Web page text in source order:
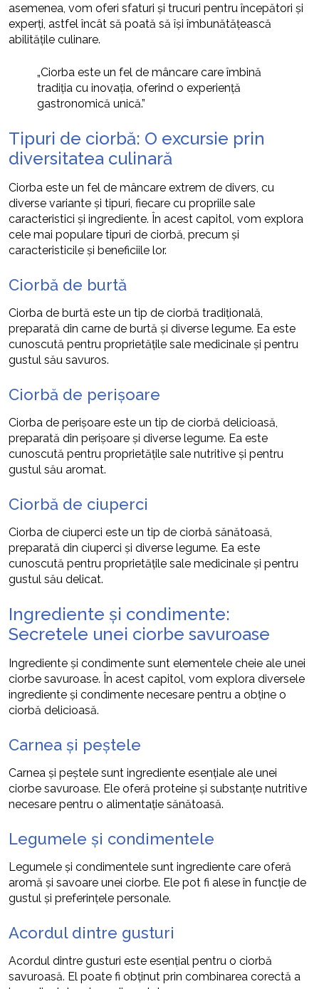
asemenea, vom oferi sfaturi și trucuri pentru începători și
experți, astfel încât să poată să își îmbunătățească
abilitățile culinare.
„Ciorba este un fel de mâncare care îmbină
tradiția cu inovația, oferind o experiență
gastronomică unică.”
Tipuri de ciorbă: O excursie prin
diversitatea culinară
Ciorba este un fel de mâncare extrem de divers, cu
diverse variante și tipuri, fiecare cu propriile sale
caracteristici și ingrediente. În acest capitol, vom explora
cele mai populare tipuri de ciorbă, precum și
caracteristicile și beneficiile lor.
Ciorbă de burtă
Ciorba de burtă este un tip de ciorbă tradițională,
preparată din carne de burtă și diverse legume. Ea este
cunoscută pentru proprietățile sale medicinale și pentru
gustul său savuros.
Ciorbă de perișoare
Ciorba de perișoare este un tip de ciorbă delicioasă,
preparată din perișoare și diverse legume. Ea este
cunoscută pentru proprietățile sale nutritive și pentru
gustul său aromat.
Ciorbă de ciuperci
Ciorba de ciuperci este un tip de ciorbă sănătoasă,
preparată din ciuperci și diverse legume. Ea este
cunoscută pentru proprietățile sale medicinale și pentru
gustul său delicat.
Ingrediente și condimente:
Secretele unei ciorbe savuroase
Ingrediente și condimente sunt elementele cheie ale unei
ciorbe savuroase. În acest capitol, vom explora diversele
ingrediente și condimente necesare pentru a obține o
ciorbă delicioasă.
Carnea și peștele
Carnea și peștele sunt ingrediente esențiale ale unei
ciorbe savuroase. Ele oferă proteine și substanțe nutritive
necesare pentru o alimentație sănătoasă.
Legumele și condimentele
Legumele și condimentele sunt ingrediente care oferă
aromă și savoare unei ciorbe. Ele pot fi alese în funcție de
gustul și preferințele personale.
Acordul dintre gusturi
Acordul dintre gusturi este esențial pentru o ciorbă
savuroasă. El poate fi obținut prin combinarea corectă a